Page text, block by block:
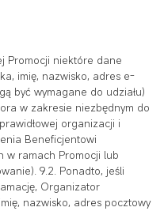
Promocji niektóre dane
imię, nazwisko, adres e-
być wymagane do udziału)
w zakresie niezbędnym do
organizacji i
Beneficjentowi
w ramach Promocji lub
9.2. Ponadto, jeśli
Organizator
nazwisko, adres pocztowy